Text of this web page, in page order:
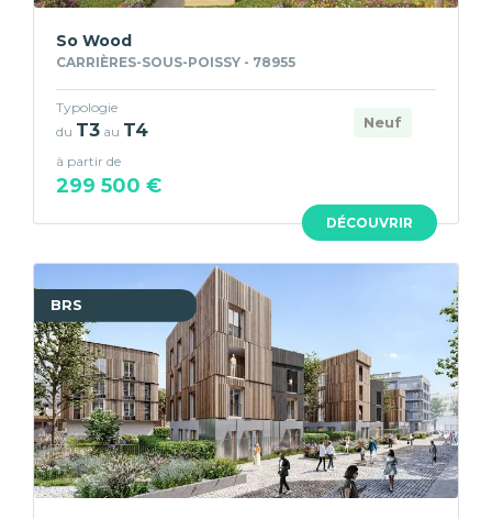
DÉCOUVRIR
So Wood
CARRIÈRES-SOUS-POISSY - 78955
Neuf
Typologie
du T3 au T4
à partir de
299 500 €
BRS